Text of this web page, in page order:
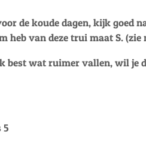
de koude dagen, kijk goed
heb van deze trui maat S. (zie
best wat ruimer vallen, wil je
5